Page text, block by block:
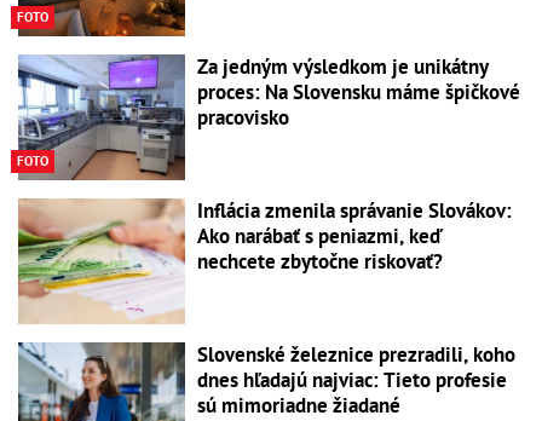
FOTO
FOTO
Za jedným výsledkom je unikátny
proces: Na Slovensku máme špičkové
pracovisko
Inflácia zmenila správanie Slovákov:
Ako narábať s peniazmi, keď
nechcete zbytočne riskovať?
Slovenské železnice prezradili, koho
dnes hľadajú najviac: Tieto profesie
sú mimoriadne žiadané